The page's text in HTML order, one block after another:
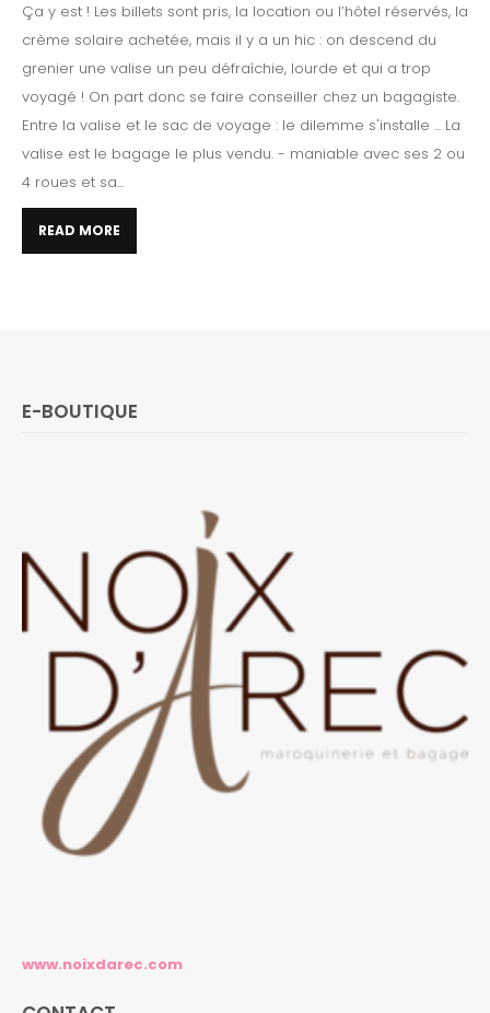
Ça y est ! Les billets sont pris, la location ou l’hôtel réservés, la
crème solaire achetée, mais il y a un hic : on descend du
grenier une valise un peu défraîchie, lourde et qui a trop
voyagé ! On part donc se faire conseiller chez un bagagiste.
Entre la valise et le sac de voyage : le dilemme s'installe ... La
valise est le bagage le plus vendu. - maniable avec ses 2 ou
4 roues et sa...
READ MORE
E-BOUTIQUE
www.noixdarec.com